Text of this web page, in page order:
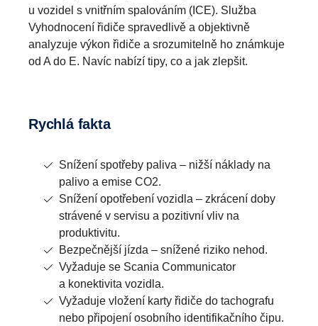
u vozidel s vnitřním spalováním (ICE). Služba
Vyhodnocení řidiče spravedlivě a objektivně
analyzuje výkon řidiče a srozumitelně ho známkuje
od A do E. Navíc nabízí tipy, co a jak zlepšit.
Rychlá fakta
Snížení spotřeby paliva – nižší náklady na
palivo a emise CO2.
Snížení opotřebení vozidla – zkrácení doby
strávené v servisu a pozitivní vliv na
produktivitu.
Bezpečnější jízda – snížené riziko nehod.
Vyžaduje se Scania Communicator
a konektivita vozidla.
Vyžaduje vložení karty řidiče do tachografu
nebo připojení osobního identifikačního čipu.